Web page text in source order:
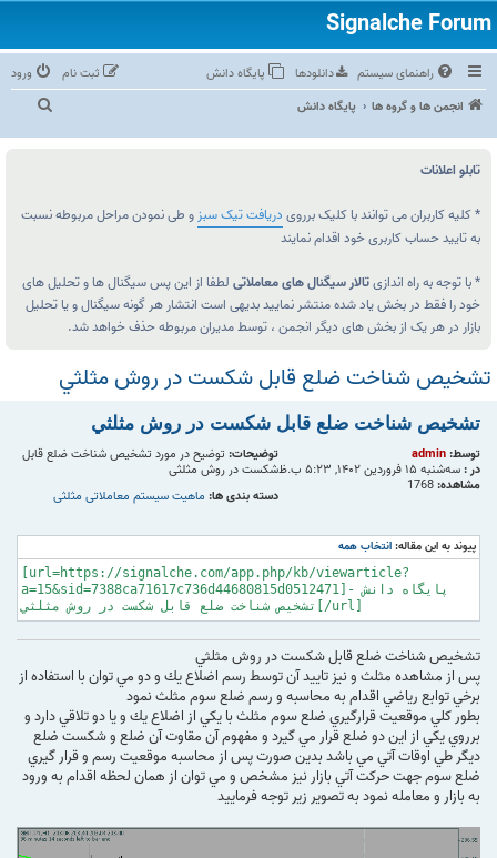
راهنمای سیستم دانلودها پایگاه دانش ورود
ثبت نام
انجمن ها و گروه ها
پایگاه دانش
ج
تابلو اعلانات
* کلیه کاربران می توانند با کلیک برروی دریافت تیک سبز و طی نمودن مراحل مربوطه نسبت
به تایید حساب کاربری خود اقدام نمایند
* با توجه به راه اندازیتالار سیگنال های معاملاتی لطفا از این پس سیگنال ها و تحلیل های
خود را فقط در بخش یاد شده منتشر نمایید بدیهی است انتشار هر گونه سیگنال و یا تحلیل
بازار در هر یک از بخش های دیگر انجمن ، توسط مدیران مربوطه حذف خواهد شد.
تشخيص شناخت ضلع قابل شكست در روش مثلثي
تشخيص شناخت ضلع قابل شكست در روش مثلثي
توسط: admin
در : سه‌شنبه ۱۵ فروردین ۱۴۰۲, ۵:۲۳ ب.ظ
مشاهده:
توضیحات: توضیح در مورد تشخيص شناخت ضلع قابل
شكست در روش مثلثي
دسته بندی ها: ماهیت سیستم معاملاتی مثلثی
پیوند به این مقاله:انتخاب همه
[url=https://signalche.com/app.php/kb/viewarticle?
a=15&sid=7388ca71617c736d44680815d0512471]پایگاه دانش -
تشخيص شناخت ضلع قابل شكست در روش مثلثي[/url]
تشخيص شناخت ضلع قابل شكست در روش مثلثي
پس از مشاهده مثلث و نيز تاييد آن توسط رسم اضلاع يك و دو مي توان با استفاده از
برخي توابع رياضي اقدام به محاسبه و رسم ضلع سوم مثلث نمود
بطور كلي موقعيت قرارگيري ضلع سوم مثلث با يكي از اضلاع يك و يا دو تلاقي دارد و
برروي يكي از اين دو ضلع قرار مي گيرد و مفهوم آن مقاوت آن ضلع و شكست ضلع
ديگر طي اوقات آتي مي باشد بدين صورت پس از محاسبه موقعيت رسم و قرار گيري
ضلع سوم جهت حركت آتي بازار نيز مشخص و مي توان از همان لحظه اقدام به ورود
به بازار و معامله نمود به تصوير زير توجه فرماييد